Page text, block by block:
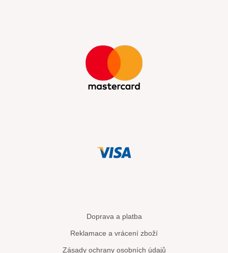
Doprava a platba
Reklamace a vrácení zboží
Zásady ochrany osobních údajů